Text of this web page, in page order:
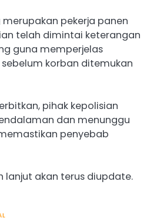
merupakan pekerja panen
telah dimintai keterangan
guna memperjelas
korban ditemukan
pihak kepolisian
dan menunggu
penyebab
lanjut akan terus diupdate.